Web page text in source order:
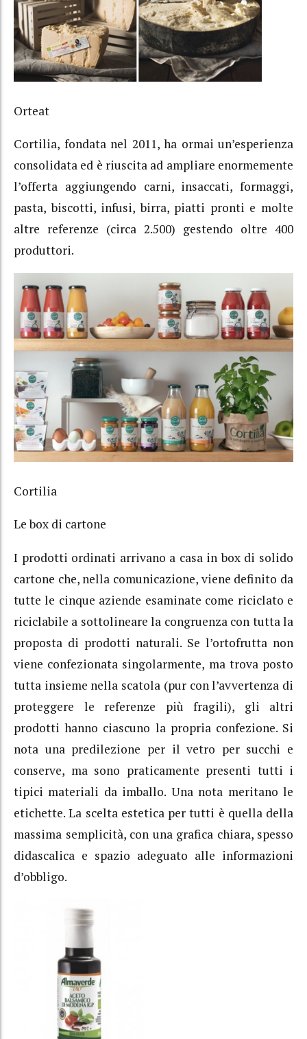
Orteat
Cortilia, fondata nel 2011, ha ormai un’esperienza
consolidata ed è riuscita ad ampliare enormemente
l’offerta aggiungendo carni, insaccati, formaggi,
pasta, biscotti, infusi, birra, piatti pronti e molte
altre referenze (circa 2.500) gestendo oltre 400
produttori.
Cortilia
Le box di cartone
I prodotti ordinati arrivano a casa in box di solido
cartone che, nella comunicazione, viene definito da
tutte le cinque aziende esaminate come riciclato e
riciclabile a sottolineare la congruenza con tutta la
proposta di prodotti naturali. Se l’ortofrutta non
viene confezionata singolarmente, ma trova posto
tutta insieme nella scatola (pur con l’avvertenza di
proteggere le referenze più fragili), gli altri
prodotti hanno ciascuno la propria confezione. Si
nota una predilezione per il vetro per succhi e
conserve, ma sono praticamente presenti tutti i
tipici materiali da imballo. Una nota meritano le
etichette. La scelta estetica per tutti è quella della
massima semplicità, con una grafica chiara, spesso
didascalica e spazio adeguato alle informazioni
d’obbligo.